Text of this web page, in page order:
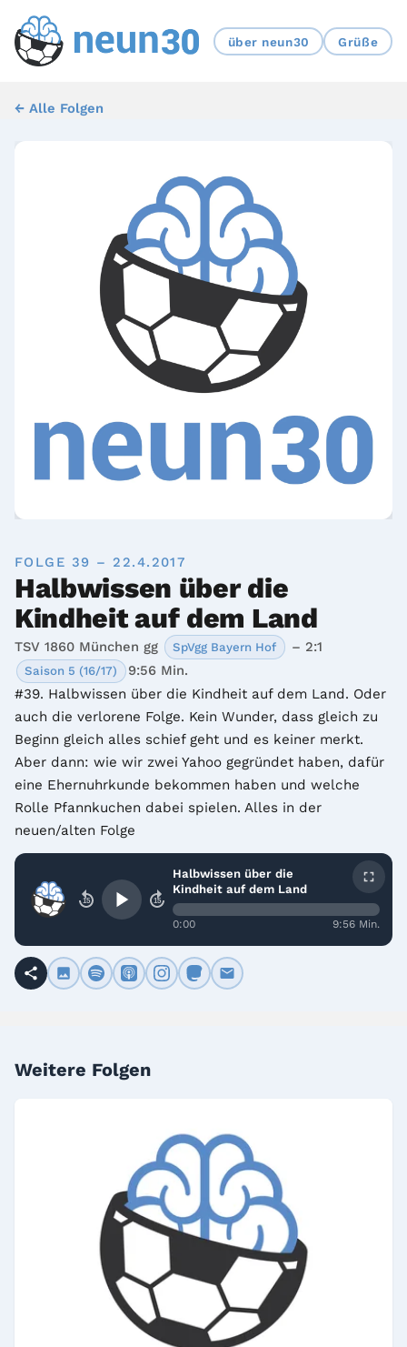
über neun30 Grüße
← Alle Folgen
FOLGE 39 – 22.4.2017
Halbwissen über die
Kindheit auf dem Land
TSV 1860 München gg SpVgg Bayern Hof – 2:1
Saison 5 (16/17)
9:56 Min.
#39. Halbwissen über die Kindheit auf dem Land. Oder
auch die verlorene Folge. Kein Wunder, dass gleich zu
Beginn gleich alles schief geht und es keiner merkt.
Aber dann: wie wir zwei Yahoo gegründet haben, dafür
eine Ehernuhrkunde bekommen haben und welche
Rolle Pfannkuchen dabei spielen. Alles in der
neuen/alten Folge
15 15
Halbwissen über die
Kindheit auf dem Land
0:00 9:56 Min.
Weitere Folgen